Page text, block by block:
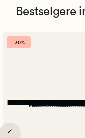
Bestselgere
-30%